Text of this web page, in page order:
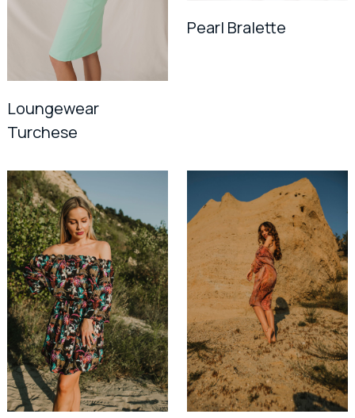
Loungewear
Turchese
Pearl Bralette